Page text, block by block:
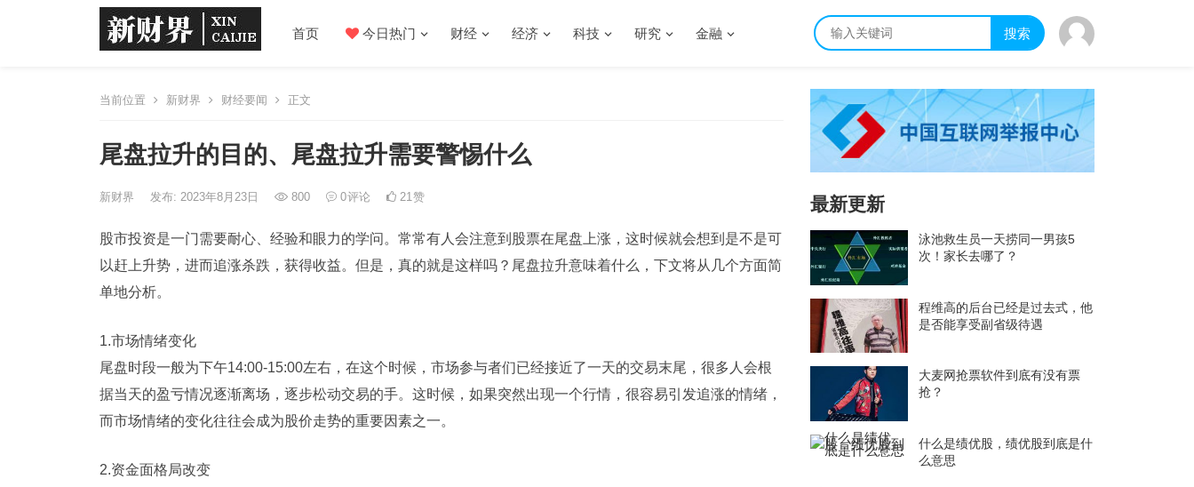
首页 今日热门 财经 经济 科技 研究 金融 搜索
当前位置 新财界 财经要闻 正文
尾盘拉升的目的、尾盘拉升需要警惕什么
新财界 发布: 2023年8月23日 800 0评论 21赞
股市投资是一门需要耐心、经验和眼力的学问。常常有人会注意到股票在尾盘上涨，这时候就会想到是不是可
以赶上升势，进而追涨杀跌，获得收益。但是，真的就是这样吗？尾盘拉升意味着什么，下文将从几个方面简
单地分析。
1.市场情绪变化
尾盘时段一般为下午14:00-15:00左右，在这个时候，市场参与者们已经接近了一天的交易末尾，很多人会根
据当天的盈亏情况逐渐离场，逐步松动交易的手。这时候，如果突然出现一个行情，很容易引发追涨的情绪，
而市场情绪的变化往往会成为股价走势的重要因素之一。
2.资金面格局改变
最新更新
泳池救生员一天捞同一男孩5
次！家长去哪了？
程维高的后台已经是过去式，他
是否能享受副省级待遇
大麦网抢票软件到底有没有票
抢？
什么是绩优股，绩优股到底是什
么意思